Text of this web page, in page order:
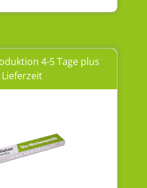
4-5 Tage plus
Lieferzeit